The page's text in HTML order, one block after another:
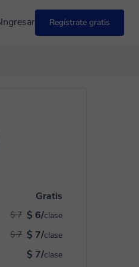
Ingresar Regístrate gratis
Gratis
$ 6/clase
$ 7
$ 7/clase
$ 7
$ 7/clase